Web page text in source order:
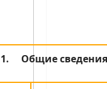
1. Общие сведения